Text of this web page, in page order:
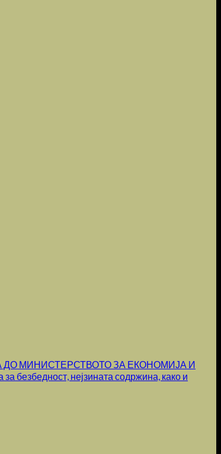
МИНИСТЕРСТВОТО ЗА ЕКОНОМИЈА И
безбедност, нејзината содржина, како и